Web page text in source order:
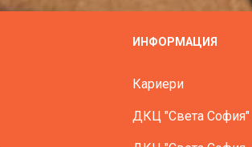
ИНФОРМАЦИЯ
Кариери
ДКЦ "Света София"